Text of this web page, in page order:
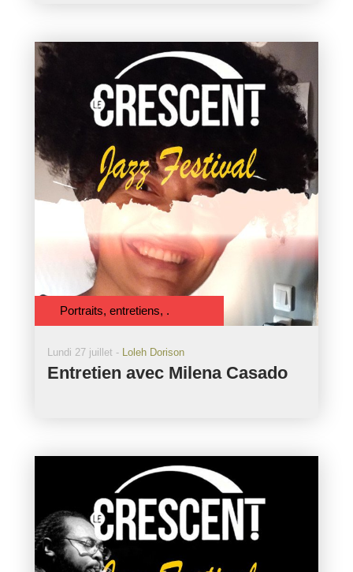
Portraits, entretiens, .
Lundi 27 juillet - Loleh Dorison
Entretien avec Milena Casado